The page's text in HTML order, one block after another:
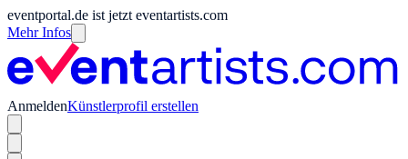
eventportal.de ist jetzt eventartists.com
Mehr Infos
AnmeldenKünstlerprofil erstellen